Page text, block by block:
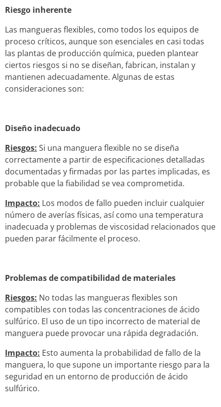
Riesgo inherente
Las mangueras flexibles, como todos los equipos de
proceso críticos, aunque son esenciales en casi todas
las plantas de producción química, pueden plantear
ciertos riesgos si no se diseñan, fabrican, instalan y
mantienen adecuadamente. Algunas de estas
consideraciones son:
Diseño inadecuado
Riesgos: Si una manguera flexible no se diseña
correctamente a partir de especificaciones detalladas
documentadas y firmadas por las partes implicadas, es
probable que la fiabilidad se vea comprometida.
Impacto: Los modos de fallo pueden incluir cualquier
número de averías físicas, así como una temperatura
inadecuada y problemas de viscosidad relacionados que
pueden parar fácilmente el proceso.
Problemas de compatibilidad de materiales
Riesgos: No todas las mangueras flexibles son
compatibles con todas las concentraciones de ácido
sulfúrico. El uso de un tipo incorrecto de material de
manguera puede provocar una rápida degradación.
Impacto: Esto aumenta la probabilidad de fallo de la
manguera, lo que supone un importante riesgo para la
seguridad en un entorno de producción de ácido
sulfúrico.